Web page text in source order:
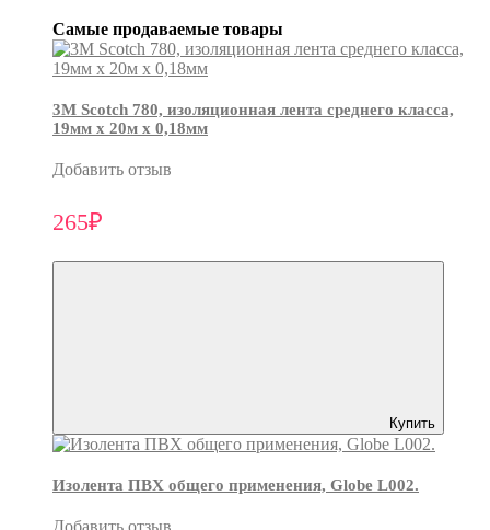
Самые продаваемые товары
3М Scotch 780, изоляционная лента среднего класса,
19мм х 20м х 0,18мм
Добавить отзыв
265₽
Купить
Изолента ПВХ общего применения, Globe L002.
Добавить отзыв